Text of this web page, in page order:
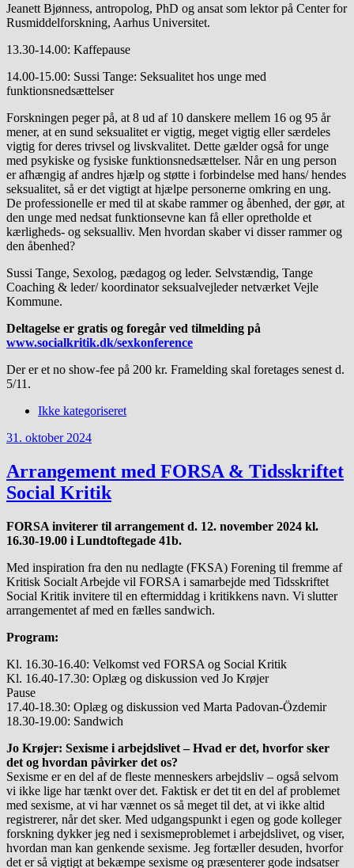
Jeanett Bjønness, antropolog, PhD og ansat som lektor på Center for
Rusmiddelforskning, Aarhus Universitet.
13.30-14.00: Kaffepause
14.00-15.00: Sussi Tange: Seksualitet hos unge med
funktionsnedsættelser
Forskningen peger på, at 8 ud af 10 danskere mellem 16 og 95 år
mener, at en sund seksualitet er vigtig, meget vigtig eller særdeles
vigtig for deres trivsel og livskvalitet. Dette gælder også for unge
med psykiske og fysiske funktionsnedsættelser. Når en ung person
er afhængig af andres hjælp og støtte i forbindelse med hans/ hendes
seksualitet, så er det vigtigt at hjælpe personerne omkring en ung.
De professionelle er med til at skabe rammer og åbenhed, der gør, at
den unge med nedsat funktionsevne kan få eller opretholde et
kærligheds- og seksualliv. Men hvordan skaber vi disser rammer og
den åbenhed?
Sussi Tange, Sexolog, pædagog og leder. Selvstændig, Tange
Coaching & leder/ koordinator seksualvejleder netværket Vejle
Kommune.
Deltagelse er gratis og foregår ved tilmelding på
www.socialkritik.dk/sexkonference
Der er et no show-fee på 200 kr. Framelding skal foretages senest d.
5/11.
Ikke kategoriseret
31. oktober 2024
Arrangement med FORSA & Tidsskriftet
Social Kritik
FORSA inviterer til arrangement d. 12. november 2024 kl.
16.30-19.00 i Lundtoftegade 41b.
Med inspiration fra den nu nedlagte (FKSA) Forening til fremme af
Kritisk Socialt Arbejde vil FORSA i samarbejde med Tidsskriftet
Social Kritik invitere til en eftermiddag i kritikkens navn. Vi slutter
arrangementet af med en fælles sandwich.
Program:
Kl. 16.30-16.40: Velkomst ved FORSA og Social Kritik
Kl. 16.40-17.30: Oplæg og diskussion ved Jo Krøjer
Pause
17.40-18.30: Oplæg og diskussion ved Marta Padovan-Özdemir
18.30-19.00: Sandwich
Jo Krøjer: Sexisme i arbejdslivet – Hvad er det, hvorfor sker
det og hvordan påvirker det os?
Sexisme er en del af de fleste menneskers arbejdsliv – også selvom
vi ikke lige har tænkt over det. Faktisk er det tit en del af problemet
med sexisme, at vi har vænnet os så meget til det, at vi ikke altid
registrerer, når det sker. Med udgangspunkt i egen og gode kolleger
forskning dykker jeg ned i sexismeproblemet i arbejdslivet, og viser,
hvordan man kan genkende sexisme. Jeg fortæller desuden, hvorfor
det er så vigtigt at bekæmpe sexisme og præsenterer gode indsatser